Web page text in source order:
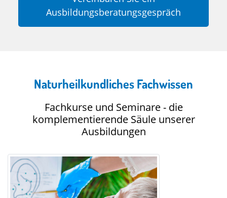
Ausbildungsberatungsgespräch
Naturheilkundliches Fachwissen
Fachkurse und Seminare - die
komplementierende Säule unserer
Ausbildungen